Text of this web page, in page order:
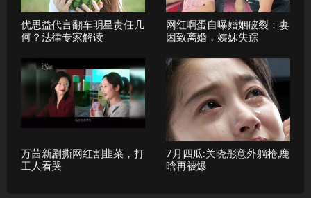
优思益代言翻车明星责任几
何？法律专家解读
网红啊蛋自曝婚姻破裂：妻
因致离婚，姨妹失踪
万茜新剧撕网红割韭菜，打
工人看哭
7月四瓜:关晓彤意外躺枪,鹿
晗再被爆